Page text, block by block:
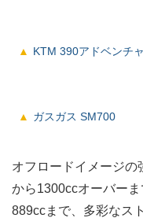
KTM 390アドベンチ
ガスガス SM700
オフロードイメージ
から1300ccオーバー
889ccまで、多彩なス